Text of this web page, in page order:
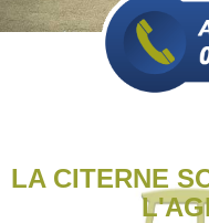
LA CITERNE